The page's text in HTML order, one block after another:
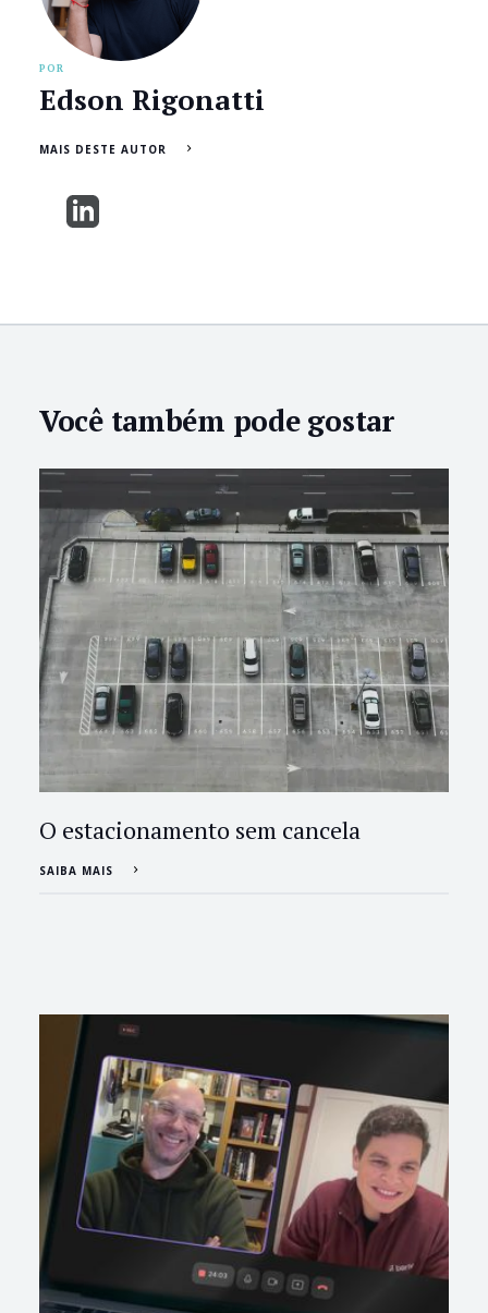
POR
Edson Rigonatti
MAIS DESTE AUTOR
Você também pode gostar
O estacionamento sem cancela
SAIBA MAIS